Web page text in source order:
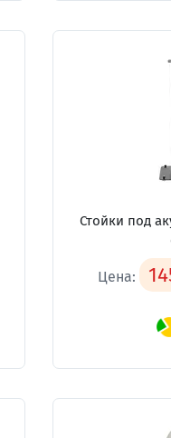
Стойки под
Цена: